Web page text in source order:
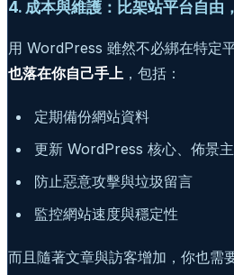
4. 成本與維護：比架站平台自由
用 WordPress 雖然不必綁在特定
也落在你自己手上 ，包括：
定期備份網站資料
更新 WordPress 核心、佈景
防止惡意攻擊與垃圾留言
監控網站速度與穩定性
而且隨著文章與訪客增加，你也需